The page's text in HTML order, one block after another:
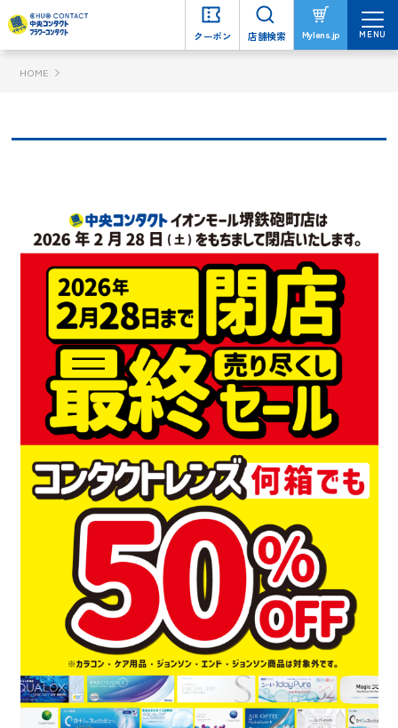
クーポン 店舗検索 Mylens.jp MENU
HOME
クーポン 店舗検索 Mylens.jp MENU